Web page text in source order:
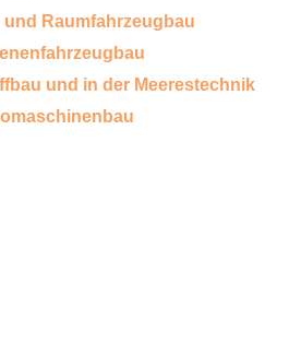
Raumfahrzeugbau
und in der Meerestechnik